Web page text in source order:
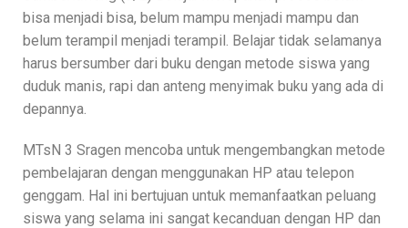
bisa menjadi bisa, belum mampu menjadi mampu dan
belum terampil menjadi terampil. Belajar tidak selamanya
harus bersumber dari buku dengan metode siswa yang
duduk manis, rapi dan anteng menyimak buku yang ada di
depannya.
MTsN 3 Sragen mencoba untuk mengembangkan metode
pembelajaran dengan menggunakan HP atau telepon
genggam. Hal ini bertujuan untuk memanfaatkan peluang
siswa yang selama ini sangat kecanduan dengan HP dan